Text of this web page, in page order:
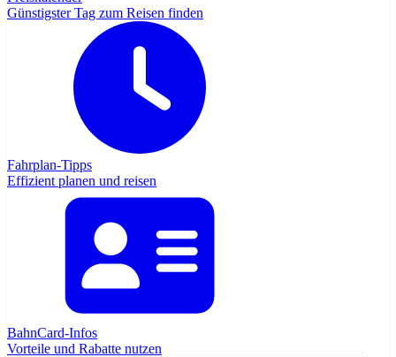
Günstigster Tag zum Reisen finden
Fahrplan-Tipps
Effizient planen und reisen
BahnCard-Infos
Vorteile und Rabatte nutzen